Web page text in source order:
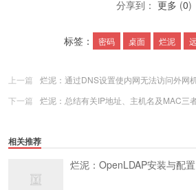
分享到： 更多 (0)
标签： 密码 桌面 烂泥
上一篇
烂泥：通过DNS设置使内网无法访问外网
下一篇
烂泥：总结有关IP地址、主机名及MAC三
相关推荐
烂泥：OpenLDAP安装与配